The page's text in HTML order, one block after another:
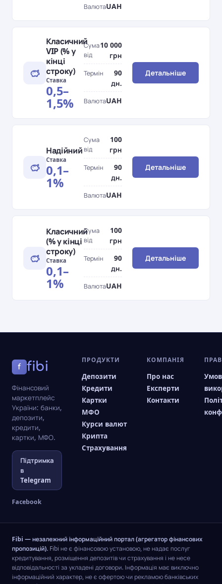
ВалютаUAH
Класичний
VIP (% у
кінці
строку)
Ставка
0,5–
1,5%
Сума
від
10 000
грн
Термін
90
дн.
ВалютаUAH
Детальніше
Надійний
Ставка
0,1–
1%
Сума
від
100
грн
Термін
90
дн.
ВалютаUAH
Детальніше
Класичний
(% у кінці
строку)
Ставка
0,1–
1%
Сума
від
100
грн
Термін
90
дн.
ВалютаUAH
Детальніше
f fibi
Фінансовий
маркетплейс
України: банки,
депозити,
кредити,
картки, МФО.
Підтримка
в
Telegram
Facebook
ПРОДУКТИ
Депозити
Кредити
Картки
МФО
Курси валют
Крипта
Страхування
КОМПАНІЯ
Про нас
Експерти
Контакти
Fibi — незалежний інформаційний портал (агрегатор фінансових
пропозицій). Fibi не є фінансовою установою, не надає послуг
кредитування, розміщення депозитів чи страхування і не несе
відповідальності за укладені договори. Інформація має виключно
інформаційний характер, не є офертою чи рекламою банківських